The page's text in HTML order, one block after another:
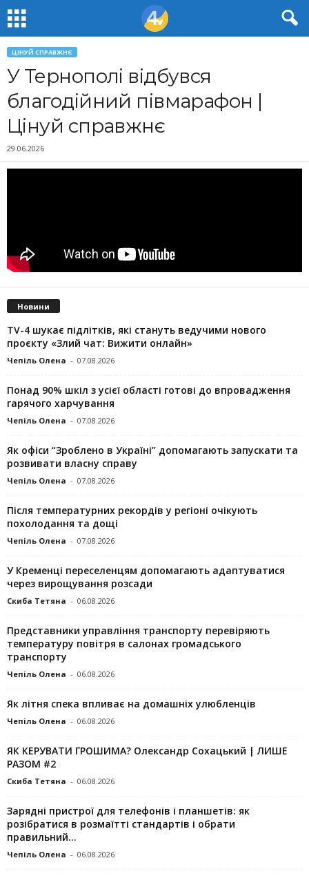
ЦІНУЙ СПРАВЖНЄ
У Тернополі відбувся
благодійний півмарафон |
Цінуй справжнє
29.06.2026
Новини
TV-4 шукає підлітків, які стануть ведучими нового
проєкту «Злий чат: Вижити онлайн»
Чепіль Олена - 07.08.2026
Понад 90% шкіл з усієї області готові до впровадження
гарячого харчування
Чепіль Олена - 07.08.2026
Як офіси “Зроблено в Україні” допомагають запускaти та
розвивати власну справу
Чепіль Олена - 07.08.2026
Після температурних рекордів у регіоні очікують
похолодання та дощі
Чепіль Олена - 07.08.2026
У Кременці переселенцям допомагають адаптуватися
через вирощування розсади
Скиба Тетяна - 06.08.2026
Представники управління транспорту перевіряють
температуру повітря в салонах громадського
транспорту
Чепіль Олена - 06.08.2026
Як літня спека впливає на домашніх улюбленців
Чепіль Олена - 06.08.2026
ЯК КЕРУВАТИ ГРОШИМА? Олександр Сохацький | ЛИШЕ
РАЗОМ #2
Скиба Тетяна - 06.08.2026
Зарядні пристрої для телефонів і планшетів: як
розібратися в розмаїтті стандартів і обрати
правильний...
Чепіль Олена - 06.08.2026